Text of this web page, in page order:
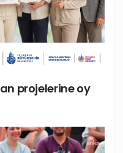
projelerine oy